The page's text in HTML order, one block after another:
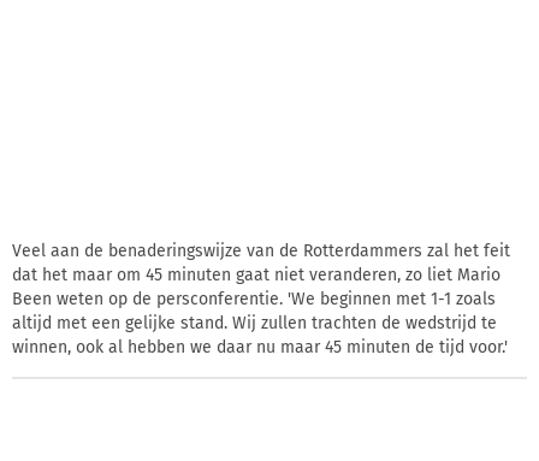
Veel aan de benaderingswijze van de Rotterdammers zal het feit
dat het maar om 45 minuten gaat niet veranderen, zo liet Mario
Been weten op de persconferentie. 'We beginnen met 1-1 zoals
altijd met een gelijke stand. Wij zullen trachten de wedstrijd te
winnen, ook al hebben we daar nu maar 45 minuten de tijd voor.'